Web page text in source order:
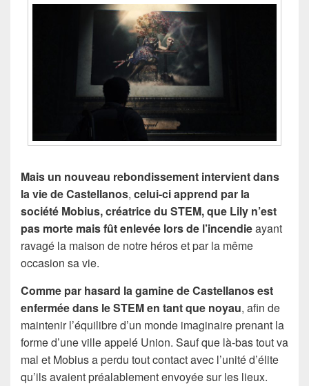
Mais un nouveau rebondissement intervient dans
la vie de Castellanos, celui-ci apprend par la
société Mobius, créatrice du STEM, que Lily n’est
pas morte mais fût enlevée lors de l’incendieayant
ravagé la maison de notre héros et par la même
occasion sa vie.
Comme par hasard la gamine de Castellanos est
enfermée dans le STEM en tant que noyau, afin de
maintenir l’équilibre d’un monde imaginaire prenant la
forme d’une ville appelé Union. Sauf que là-bas tout va
mal et Mobius a perdu tout contact avec l’unité d’élite
qu’ils avaient préalablement envoyée sur les lieux.